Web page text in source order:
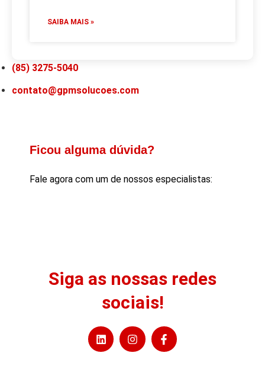
SAIBA MAIS »
(85) 3275-5040
contato@gpmsolucoes.com
Ficou alguma dúvida?
Fale agora com um de nossos especialistas:
Siga as nossas redes
sociais!